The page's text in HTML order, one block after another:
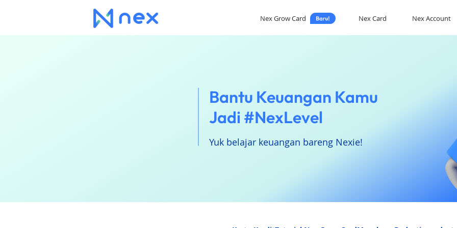
Nex Grow Card Nex Card Nex Account
Bantu Keuangan Kamu
Jadi #NexLevel
Yuk belajar keuangan bareng Nexie!